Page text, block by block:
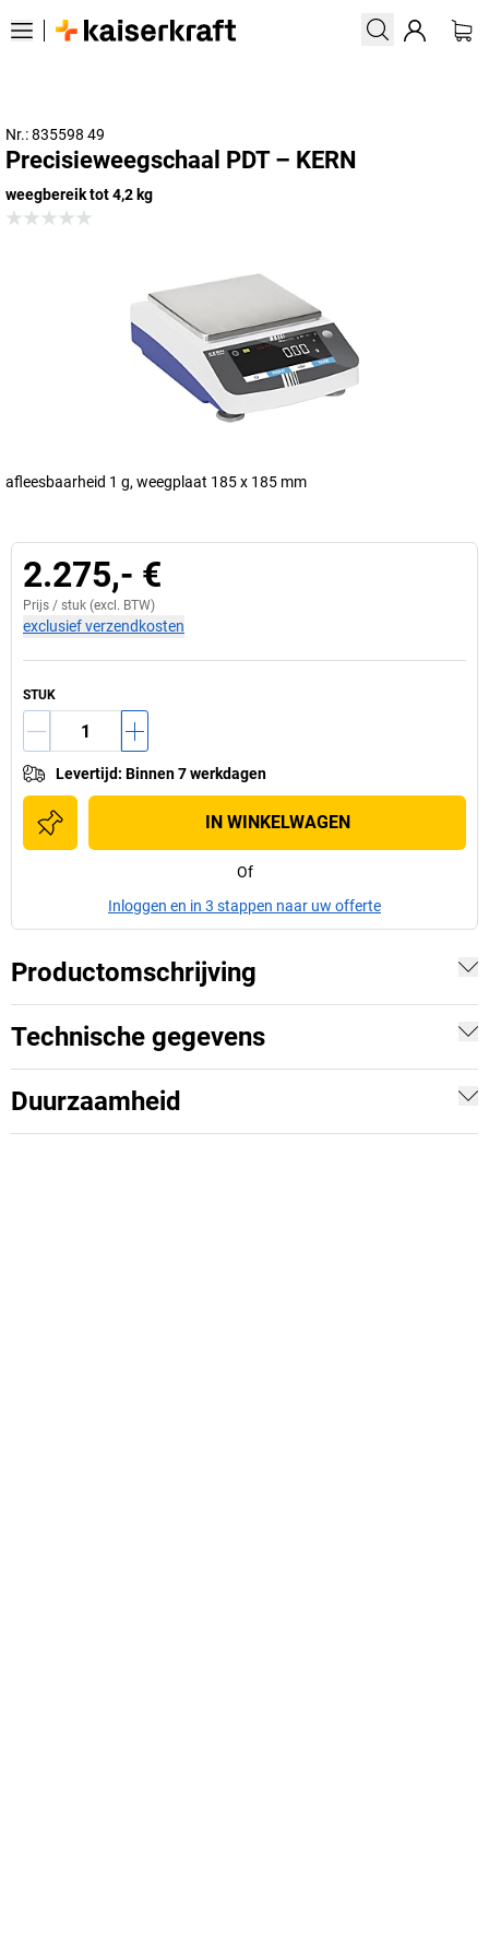
Nr.: 835598 49
Precisieweegschaal PDT – KERN
weegbereik tot 4,2 kg
afleesbaarheid 1 g, weegplaat 185 x 185 mm
2.275,- €
Prijs / stuk (excl. BTW)
exclusief verzendkosten
STUK
Levertijd: Binnen 7 werkdagen
IN WINKELWAGEN
Of
Inloggen en in 3 stappen naar uw offerte
Productomschrijving
Technische gegevens
Duurzaamheid